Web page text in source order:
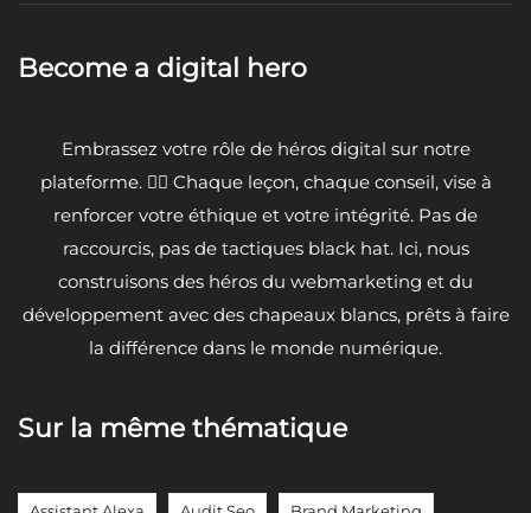
Become a digital hero
Embrassez votre rôle de héros digital sur notre
plateforme. 🦸‍♂️ Chaque leçon, chaque conseil, vise à
renforcer votre éthique et votre intégrité. Pas de
raccourcis, pas de tactiques black hat. Ici, nous
construisons des héros du webmarketing et du
développement avec des chapeaux blancs, prêts à faire
la différence dans le monde numérique.
Sur la même thématique